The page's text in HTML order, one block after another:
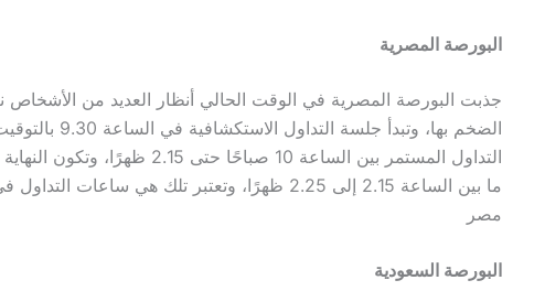
البورصة المصرية
جذبت البورصة المصرية في الوقت الحالي أنظار العديد من الأشخاص
الضخم بها، وتبدأ
التداول المستمر بين الساعة 10 صباحًا
ما بين الساعة 2.15 إلى 2.25 ظهرًا، وتعتبر تلك هي
ساعات التداول
مصر
البورصة السعودية